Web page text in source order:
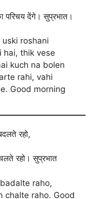
परिचय देंगे। सुप्रभात।
roshani
hai, thik vese
kuch na bolen
rahi, vahi
Good morning
रहो,
रहो। सुप्रभात
raho,
chalte raho. Good